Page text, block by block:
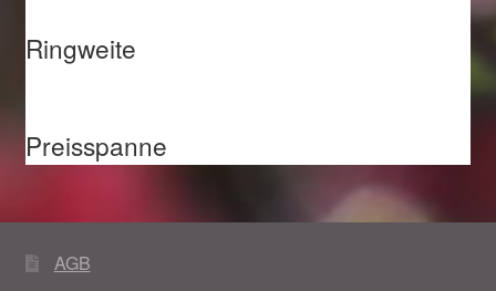
Ringweite
Preisspanne
AGB